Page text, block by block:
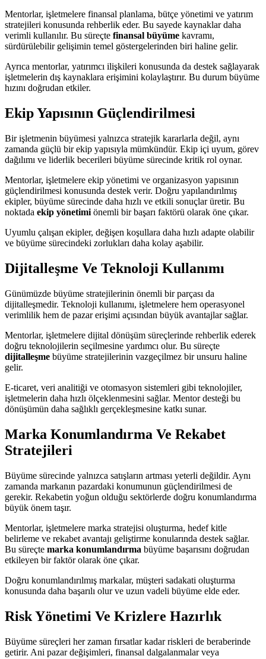
Mentorlar, işletmelere finansal planlama, bütçe yönetimi ve yatırım
stratejileri konusunda rehberlik eder. Bu sayede kaynaklar daha
verimli kullanılır. Bu süreçte finansal büyüme kavramı,
sürdürülebilir gelişimin temel göstergelerinden biri haline gelir.
Ayrıca mentorlar, yatırımcı ilişkileri konusunda da destek sağlayarak
işletmelerin dış kaynaklara erişimini kolaylaştırır. Bu durum büyüme
hızını doğrudan etkiler.
Ekip Yapısının Güçlendirilmesi
Bir işletmenin büyümesi yalnızca stratejik kararlarla değil, aynı
zamanda güçlü bir ekip yapısıyla mümkündür. Ekip içi uyum, görev
dağılımı ve liderlik becerileri büyüme sürecinde kritik rol oynar.
Mentorlar, işletmelere ekip yönetimi ve organizasyon yapısının
güçlendirilmesi konusunda destek verir. Doğru yapılandırılmış
ekipler, büyüme sürecinde daha hızlı ve etkili sonuçlar üretir. Bu
noktada ekip yönetimi önemli bir başarı faktörü olarak öne çıkar.
Uyumlu çalışan ekipler, değişen koşullara daha hızlı adapte olabilir
ve büyüme sürecindeki zorlukları daha kolay aşabilir.
Dijitalleşme Ve Teknoloji Kullanımı
Günümüzde büyüme stratejilerinin önemli bir parçası da
dijitalleşmedir. Teknoloji kullanımı, işletmelere hem operasyonel
verimlilik hem de pazar erişimi açısından büyük avantajlar sağlar.
Mentorlar, işletmelere dijital dönüşüm süreçlerinde rehberlik ederek
doğru teknolojilerin seçilmesine yardımcı olur. Bu süreçte
dijitalleşme büyüme stratejilerinin vazgeçilmez bir unsuru haline
gelir.
E-ticaret, veri analitiği ve otomasyon sistemleri gibi teknolojiler,
işletmelerin daha hızlı ölçeklenmesini sağlar. Mentor desteği bu
dönüşümün daha sağlıklı gerçekleşmesine katkı sunar.
Marka Konumlandırma Ve Rekabet
Stratejileri
Büyüme sürecinde yalnızca satışların artması yeterli değildir. Aynı
zamanda markanın pazardaki konumunun güçlendirilmesi de
gerekir. Rekabetin yoğun olduğu sektörlerde doğru konumlandırma
büyük önem taşır.
Mentorlar, işletmelere marka stratejisi oluşturma, hedef kitle
belirleme ve rekabet avantajı geliştirme konularında destek sağlar.
Bu süreçte marka konumlandırma büyüme başarısını doğrudan
etkileyen bir faktör olarak öne çıkar.
Doğru konumlandırılmış markalar, müşteri sadakati oluşturma
konusunda daha başarılı olur ve uzun vadeli büyüme elde eder.
Risk Yönetimi Ve Krizlere Hazırlık
Büyüme süreçleri her zaman fırsatlar kadar riskleri de beraberinde
getirir. Ani pazar değişimleri, finansal dalgalanmalar veya